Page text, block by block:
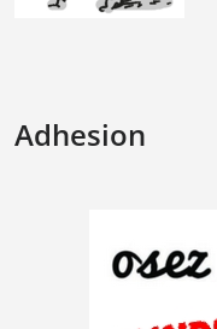
Adhesion